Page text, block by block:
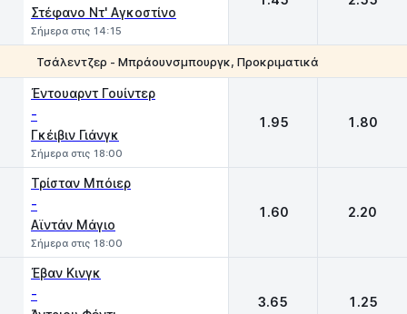
Στέφανο Ντ' Αγκοστίνο
Σήμερα στις 14:15
Τσάλεντζερ - Μπράουνσμπουργκ, Προκριματικά
Έντουαρντ Γουίντερ
-
Γκέιβιν Γιάνγκ
Σήμερα στις 18:00
1.95 1.80
Τρίσταν Μπόιερ
-
Αϊντάν Μάγιο
Σήμερα στις 18:00
1.60 2.20
Έβαν Κινγκ
- 3.65 1.25